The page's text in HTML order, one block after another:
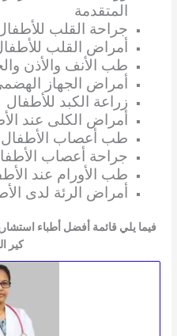
المتقدمة
جراحة القلب
أمراض القلب
طب الأنف والأذن
أمراض الجهاز
زراعة الكبد للأطفال
أمراض الكلى عند
طب أعصاب الأطفال
جراحة أعصاب
طب الأورام عند
أمراض الرئة لدى
فيما يلي قائمة أفضل أطباء
كير